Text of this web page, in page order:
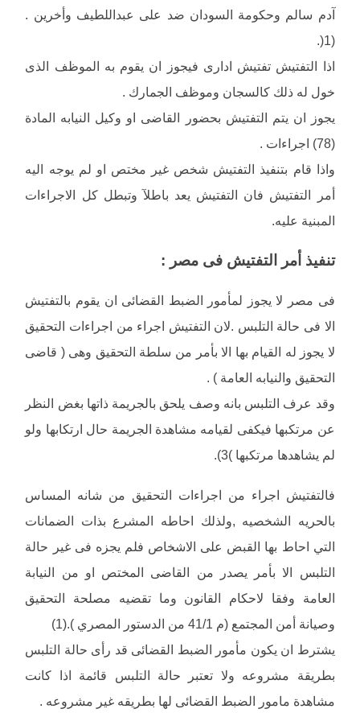
آدم سالم وحكومة السودان ضد على عبداللطيف وأخرين .
(1(.
اذا التفتيش تفتيش ادارى فيجوز ان يقوم به الموظف الذى
خول له ذلك كالسجان وموظف الجمارك .
يجوز ان يتم التفتيش بحضور القاضى او وكيل النيابه المادة
(78) اجراءات .
واذا قام بتنفيذ التفتيش شخص غير مختص او لم يوجه اليه
أمر التفتيش فان التفتيش يعد باطلآ وتبطل كل الاجراءات
المبنية عليه.
تنفيذ أمر التفتيش فى مصر :
فى مصر لا يجوز لمأمور الضبط القضائى ان يقوم بالتفتيش
الا فى حالة التلبس .لان التفتيش اجراء من اجراءات التحقيق
لا يجوز له القيام بها الا بأمر من سلطة التحقيق وهى ( قاضى
التحقيق والنيابه العامة ) .
وقد عرف التلبس بانه وصف يلحق بالجريمة ذاتها بغض النظر
عن مرتكبها فيكفى لقيامه مشاهدة الجريمة حال ارتكابها ولو
لم يشاهدها مرتكبها )3).
فالتفتيش اجراء من اجراءات التحقيق من شانه المساس
بالحريه الشخصيه ,ولذلك احاطه المشرع بذات الضمانات
التي احاط بها القبض على الاشخاص فلم يجزه فى غير حالة
التلبس الا بأمر يصدر من القاضى المختص او من النيابة
العامة وفقا لاحكام القانون وما تقضيه مصلحة التحقيق
وصيانة أمن المجتمع (م 41/1 من الدستور المصري ).(1)
يشترط ان يكون مأمور الضبط القضائى قد رأى حالة التلبس
بطريقة مشروعه ولا تعتبر حالة التلبس قائمة اذا كانت
مشاهدة مامور الضبط القضائى لها بطريقه غير مشروعه .